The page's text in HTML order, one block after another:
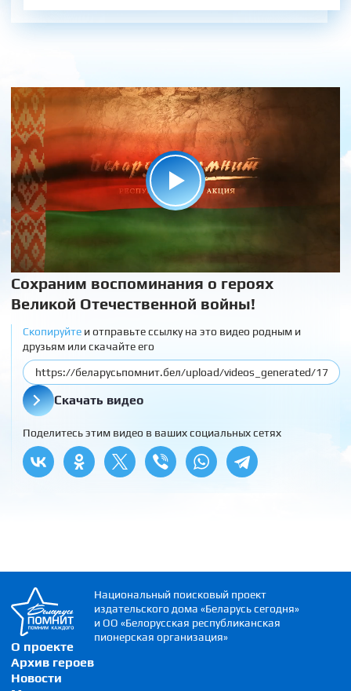
Сохраним воспоминания о героях
Великой Отечественной войны!
Скопируйтеи отправьте ссылку на это видео родным и
друзьям или скачайте его
Скачать видео
Поделитесь этим видео в ваших социальных сетях
О проекте
Архив героев
Новости
Национальный поисковый проект
издательского дома «Беларусь сегодня»
и ОО «Белорусская республиканская
пионерская организация»